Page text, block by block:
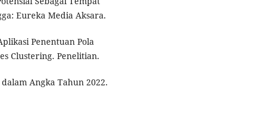
Eureka Media Aksara.
Penentuan Pola
Clustering. Penelitian.
dalam Angka Tahun 2022.